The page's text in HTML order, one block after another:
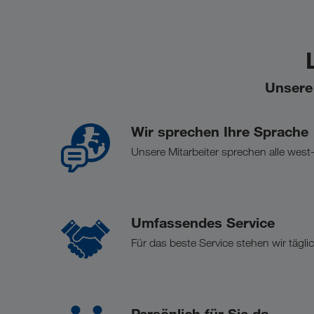
Wir sprechen Ihre Sprache
Unsere Mitarbeiter sprechen alle
Umfassendes Service
Für das beste Service stehen wir